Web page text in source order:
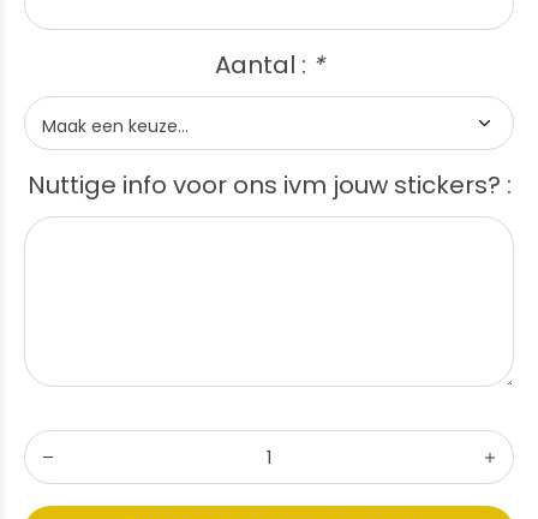
Aantal : *
Nuttige info voor ons ivm jouw stickers? :